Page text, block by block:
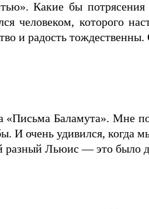
Какие бы
человеком, которого
и радость тождественны.
Баламута». Мне
И очень удивился, когда
разный Льюис — это было